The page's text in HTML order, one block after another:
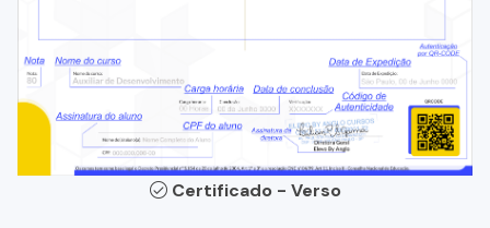
Certificado - Verso